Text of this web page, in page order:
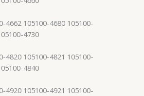
4662 105100-4680 105100-
4730
4820 105100-4821 105100-
4840
4920 105100-4921 105100-